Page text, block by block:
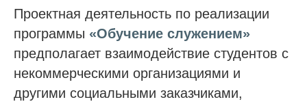
Проектная деятельность по реализации
программы «Обучение служением»
предполагает взаимодействие студентов с
некоммерческими организациями и
другими социальными заказчиками,